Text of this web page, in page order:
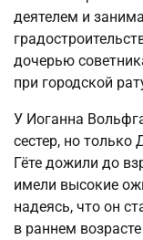
деятелем и
дочерью
при городской
У Иоганна
сестер, но только
Гёте дожили до
имели высокие
надеясь, что он
в раннем